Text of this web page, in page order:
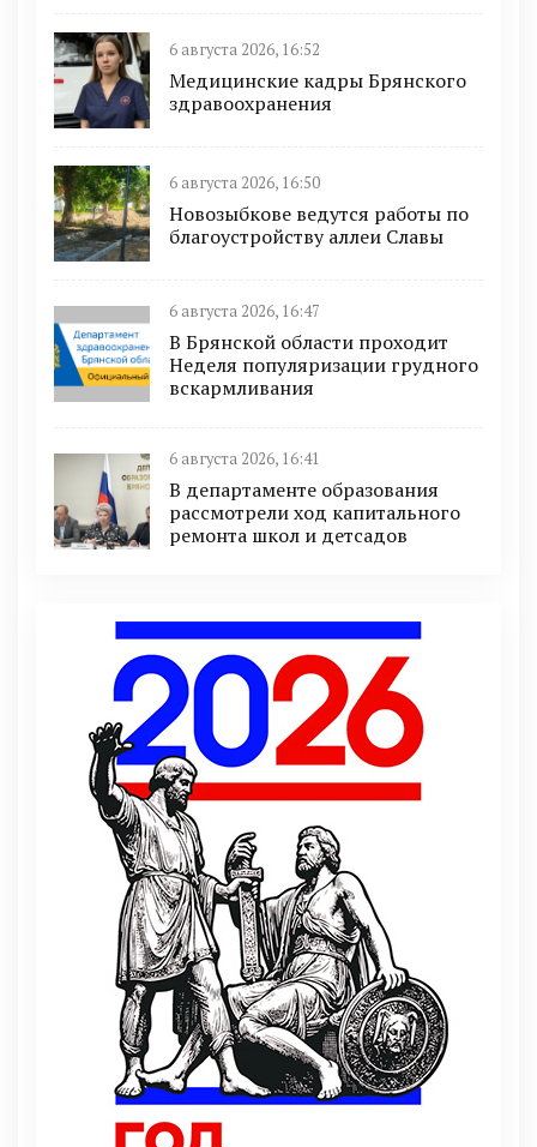
6 августа 2026, 16:52
Медицинские кадры Брянского
здравоохранения
6 августа 2026, 16:50
Новозыбкове ведутся работы по
благоустройству аллеи Славы
6 августа 2026, 16:47
В Брянской области проходит
Неделя популяризации грудного
вскармливания
6 августа 2026, 16:41
В департаменте образования
рассмотрели ход капитального
ремонта школ и детсадов